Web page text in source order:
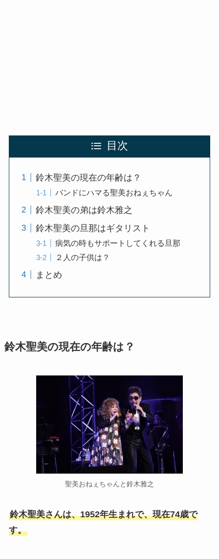
目次
鈴木聖美の現在の年齢は？
バンドにハマる聖美おねぇちゃん
鈴木聖美の弟は鈴木雅之
鈴木聖美の旦那はギタリスト
病気の時もサポートしてくれる旦那
２人の子供は？
まとめ
鈴木聖美の現在の年齢は？
聖美おねぇちゃんと鈴木雅之
鈴木聖美さんは、1952年生まれで、現在74歳で
す。